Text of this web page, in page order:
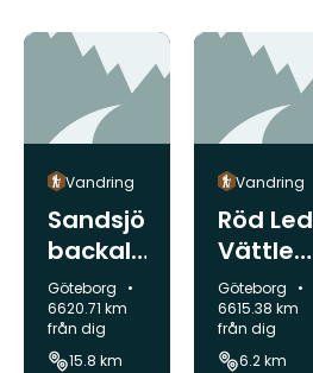
Vandring
Sandsjö
backal
eden
Kommun:
Göteborg
6620.71 km
från dig
15.8 km
Vandring
Röd Led
Vättles
tugan
Vättlefj
äll
Kommun:
Göteborg
6615.38 km
från dig
6.2 km